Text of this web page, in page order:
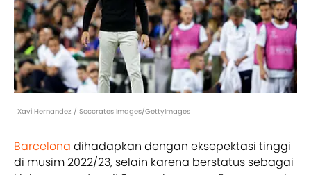
Xavi Hernandez / Soccrates Images/GettyImages
Barcelona dihadapkan dengan eksepektasi tinggi
di musim 2022/23, selain karena berstatus sebagai